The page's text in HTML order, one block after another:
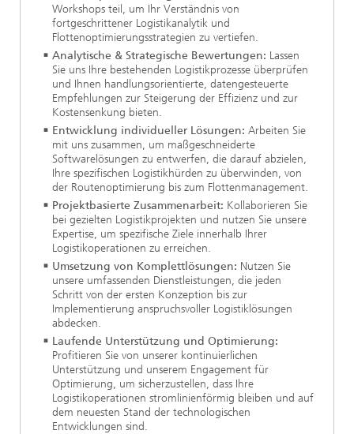
Workshops teil, um Ihr Verständnis von
fortgeschrittener Logistikanalytik und
Flottenoptimierungsstrategien zu vertiefen.
Analytische & Strategische Bewertungen: Lassen
Sie uns Ihre bestehenden Logistikprozesse überprüfen
und Ihnen handlungsorientierte, datengesteuerte
Empfehlungen zur Steigerung der Effizienz und zur
Kostensenkung bieten.
Entwicklung individueller Lösungen: Arbeiten Sie
mit uns zusammen, um maßgeschneiderte
Softwarelösungen zu entwerfen, die darauf abzielen,
Ihre spezifischen Logistikhürden zu überwinden, von
der Routenoptimierung bis zum Flottenmanagement.
Projektbasierte Zusammenarbeit: Kollaborieren Sie
bei gezielten Logistikprojekten und nutzen Sie unsere
Expertise, um spezifische Ziele innerhalb Ihrer
Logistikoperationen zu erreichen.
Umsetzung von Komplettlösungen: Nutzen Sie
unsere umfassenden Dienstleistungen, die jeden
Schritt von der ersten Konzeption bis zur
Implementierung anspruchsvoller Logistiklösungen
abdecken.
Laufende Unterstützung und Optimierung:
Profitieren Sie von unserer kontinuierlichen
Unterstützung und unserem Engagement für
Optimierung, um sicherzustellen, dass Ihre
Logistikoperationen stromlinienförmig bleiben und auf
dem neuesten Stand der technologischen
Entwicklungen sind.